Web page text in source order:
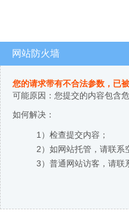
网站防火墙
您的请求带有不合法参数，已
可能原因：您提交的内容包含
如何解决：
1）检查提交内容；
2）如网站托管，请联系
3）普通网站访客，请联